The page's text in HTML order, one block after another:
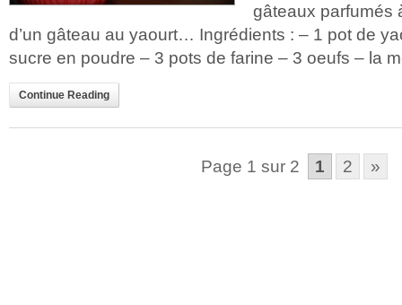
gâteaux parfumés
d’un gâteau au yaourt… Ingrédients : – 1 pot de
sucre en poudre – 3 pots de farine – 3 oeufs – la
Continue Reading
Page 1 sur 2 1 2 »